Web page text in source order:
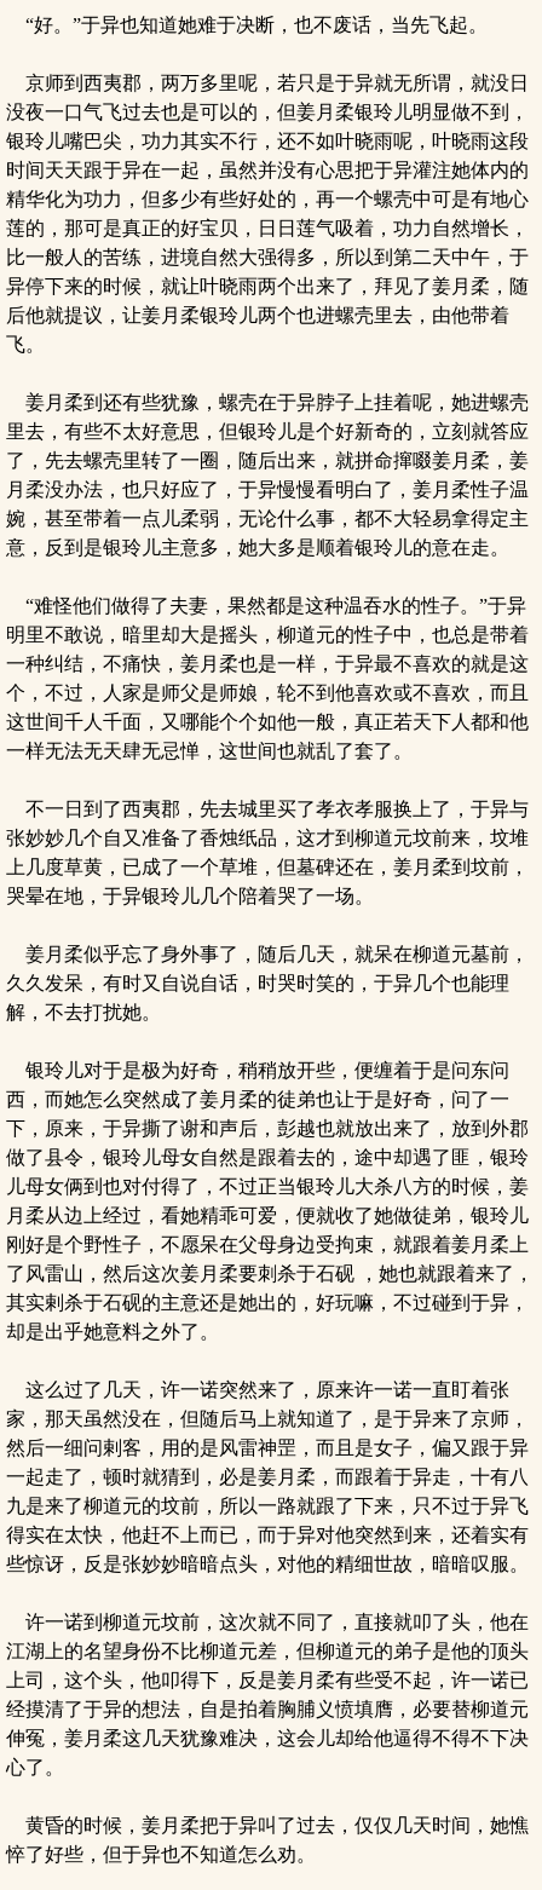
“好。”于异也知道她难于决断，也不废话，当先飞起。
京师到西夷郡，两万多里呢，若只是于异就无所谓，就没日
没夜一口气飞过去也是可以的，但姜月柔银玲儿明显做不到，
银玲儿嘴巴尖，功力其实不行，还不如叶晓雨呢，叶晓雨这段
时间天天跟于异在一起，虽然并没有心思把于异灌注她体内的
精华化为功力，但多少有些好处的，再一个螺壳中可是有地心
莲的，那可是真正的好宝贝，日日莲气吸着，功力自然增长，
比一般人的苦练，进境自然大强得多，所以到第二天中午，于
异停下来的时候，就让叶晓雨两个出来了，拜见了姜月柔，随
后他就提议，让姜月柔银玲儿两个也进螺壳里去，由他带着
飞。
姜月柔到还有些犹豫，螺壳在于异脖子上挂着呢，她进螺壳
里去，有些不太好意思，但银玲儿是个好新奇的，立刻就答应
了，先去螺壳里转了一圈，随后出来，就拼命撺啜姜月柔，姜
月柔没办法，也只好应了，于异慢慢看明白了，姜月柔性子温
婉，甚至带着一点儿柔弱，无论什么事，都不大轻易拿得定主
意，反到是银玲儿主意多，她大多是顺着银玲儿的意在走。
“难怪他们做得了夫妻，果然都是这种温吞水的性子。”于异
明里不敢说，暗里却大是摇头，柳道元的性子中，也总是带着
一种纠结，不痛快，姜月柔也是一样，于异最不喜欢的就是这
个，不过，人家是师父是师娘，轮不到他喜欢或不喜欢，而且
这世间千人千面，又哪能个个如他一般，真正若天下人都和他
一样无法无天肆无忌惮，这世间也就乱了套了。
不一日到了西夷郡，先去城里买了孝衣孝服换上了，于异与
张妙妙几个自又准备了香烛纸品，这才到柳道元坟前来，坟堆
上几度草黄，已成了一个草堆，但墓碑还在，姜月柔到坟前，
哭晕在地，于异银玲儿几个陪着哭了一场。
姜月柔似乎忘了身外事了，随后几天，就呆在柳道元墓前，
久久发呆，有时又自说自话，时哭时笑的，于异几个也能理
解，不去打扰她。
银玲儿对于是极为好奇，稍稍放开些，便缠着于是问东问
西，而她怎么突然成了姜月柔的徒弟也让于是好奇，问了一
下，原来，于异撕了谢和声后，彭越也就放出来了，放到外郡
做了县令，银玲儿母女自然是跟着去的，途中却遇了匪，银玲
儿母女俩到也对付得了，不过正当银玲儿大杀八方的时候，姜
月柔从边上经过，看她精乖可爱，便就收了她做徒弟，银玲儿
刚好是个野性子，不愿呆在父母身边受拘束，就跟着姜月柔上
了风雷山，然后这次姜月柔要刺杀于石砚 ，她也就跟着来了，
其实剌杀于石砚的主意还是她出的，好玩嘛，不过碰到于异，
却是出乎她意料之外了。
这么过了几天，许一诺突然来了，原来许一诺一直盯着张
家，那天虽然没在，但随后马上就知道了，是于异来了京师，
然后一细问剌客，用的是风雷神罡，而且是女子，偏又跟于异
一起走了，顿时就猜到，必是姜月柔，而跟着于异走，十有八
九是来了柳道元的坟前，所以一路就跟了下来，只不过于异飞
得实在太快，他赶不上而已，而于异对他突然到来，还着实有
些惊讶，反是张妙妙暗暗点头，对他的精细世故，暗暗叹服。
许一诺到柳道元坟前，这次就不同了，直接就叩了头，他在
江湖上的名望身份不比柳道元差，但柳道元的弟子是他的顶头
上司，这个头，他叩得下，反是姜月柔有些受不起，许一诺已
经摸清了于异的想法，自是拍着胸脯义愤填膺，必要替柳道元
伸冤，姜月柔这几天犹豫难决，这会儿却给他逼得不得不下决
心了。
黄昏的时候，姜月柔把于异叫了过去，仅仅几天时间，她憔
悴了好些，但于异也不知道怎么劝。